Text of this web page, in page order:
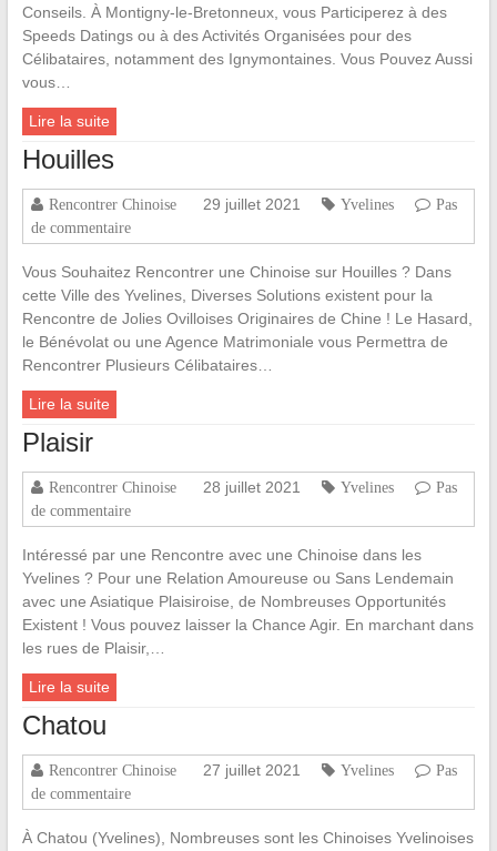
Conseils. À Montigny-le-Bretonneux, vous Participerez à des
Speeds Datings ou à des Activités Organisées pour des
Célibataires, notamment des Ignymontaines. Vous Pouvez Aussi
vous…
Lire la suite
Houilles
Rencontrer Chinoise 29 juillet 2021 Yvelines
Pas
de commentaire
Vous Souhaitez Rencontrer une Chinoise sur Houilles ? Dans
cette Ville des Yvelines, Diverses Solutions existent pour la
Rencontre de Jolies Ovilloises Originaires de Chine ! Le Hasard,
le Bénévolat ou une Agence Matrimoniale vous Permettra de
Rencontrer Plusieurs Célibataires…
Lire la suite
Plaisir
Rencontrer Chinoise 28 juillet 2021 Yvelines
Pas
de commentaire
Intéressé par une Rencontre avec une Chinoise dans les
Yvelines ? Pour une Relation Amoureuse ou Sans Lendemain
avec une Asiatique Plaisiroise, de Nombreuses Opportunités
Existent ! Vous pouvez laisser la Chance Agir. En marchant dans
les rues de Plaisir,…
Lire la suite
Chatou
Rencontrer Chinoise 27 juillet 2021 Yvelines
Pas
de commentaire
À Chatou (Yvelines), Nombreuses sont les Chinoises Yvelinoises